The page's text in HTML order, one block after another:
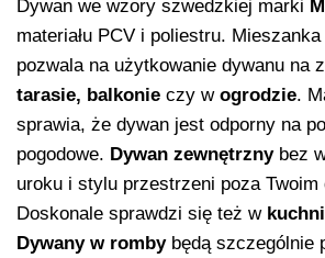
Dywan we wzory szwedzkiej marki
materiału PCV i poliestru.
pozwala na użytkowanie dywanu na
tarasie, balkonie czy w ogrodzie.
sprawia, że dywan jest odporny na
pogodowe. Dywan zewnętrznybez
uroku i stylu przestrzeni poza Twoim
Doskonale sprawdzi się też w
Dywany w romby będą szczególnie